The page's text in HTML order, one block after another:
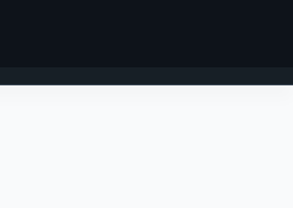
INICIAR SESIÓN